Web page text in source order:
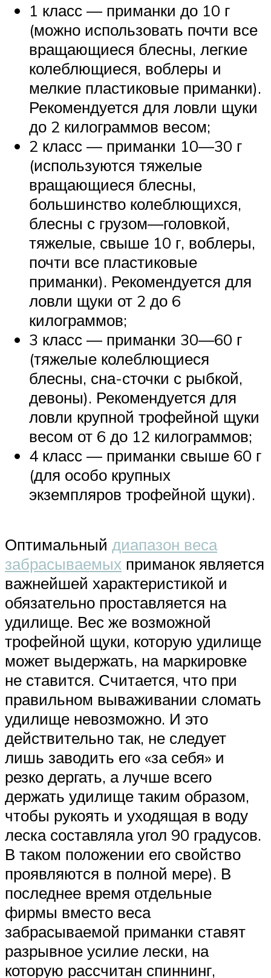
1 класс — приманки до 10 г
(можно использовать почти все
вращающиеся блесны, легкие
колеблющиеся, воблеры и
мелкие пластиковые приманки).
Рекомендуется для ловли щуки
до 2 килограммов весом;
2 класс — приманки 10—30 г
(используются тяжелые
вращающиеся блесны,
большинство колеблющихся,
блесны с грузом—головкой,
тяжелые, свыше 10 г, воблеры,
почти все пластиковые
приманки). Рекомендуется для
ловли щуки от 2 до 6
килограммов;
3 класс — приманки 30—60 г
(тяжелые колеблющиеся
блесны, сна-сточки с рыбкой,
девоны). Рекомендуется для
ловли крупной трофейной щуки
весом от 6 до 12 килограммов;
4 класс — приманки свыше 60 г
(для особо крупных
экземпляров трофейной щуки).
Оптимальный диапазон веса
забрасываемых приманок является
важнейшей характеристикой и
обязательно проставляется на
удилище. Вес же возможной
трофейной щуки, которую удилище
может выдержать, на маркировке
не ставится. Считается, что при
правильном вываживании сломать
удилище невозможно. И это
действительно так, не следует
лишь заводить его «за себя» и
резко дергать, а лучше всего
держать удилище таким образом,
чтобы рукоять и уходящая в воду
леска составляла угол 90 градусов.
В таком положении его свойство
проявляются в полной мере). В
последнее время отдельные
фирмы вместо веса
забрасываемой приманки ставят
разрывное усилие лески, на
которую рассчитан спиннинг,